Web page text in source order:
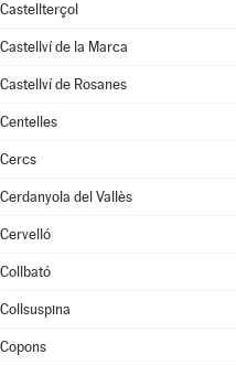
Castellterçol
Castellví de la Marca
Castellví de Rosanes
Centelles
Cercs
Cerdanyola del Vallès
Cervelló
Collbató
Collsuspina
Copons